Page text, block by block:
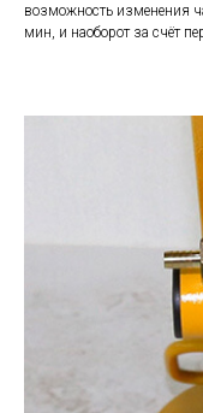
возможность изменения
мин, и наоборот за счёт